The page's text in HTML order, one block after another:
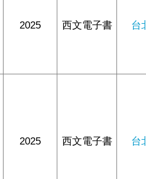
2025 西文電子書 台
2025 西文電子書 台